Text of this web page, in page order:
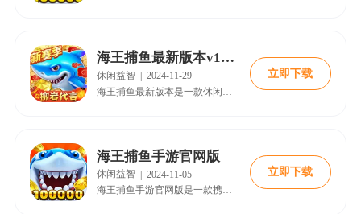
海王捕鱼最新版本v10.1.39.3.0安卓版
休闲益智
2024-11-29
立即下载
海王捕鱼手游官网版
休闲益智
2024-11-05
海王捕鱼手游官网版是一款携正宗街机的经典玩法重新回归，极具爽快的射击感受，让您捕鱼补的热血澎湃，炫丽的输出效果，让您的感官充分感受这视觉盛宴，然而，游戏开发商不仅仅满足于经典玩法，还给大家带来了全新的原创玩法，您不仅可以在海底捕鱼还可以带着您的船只前往其它海域捕鱼，在船只返港后，您将收获一大笔报酬，这些报酬将在以后的捕鱼生涯中起着重要的作用。喜欢的小伙伴还在等什么呢?快来18183下载游戏吧~
立即下载